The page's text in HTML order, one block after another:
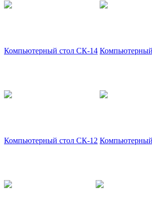
Компьютерный стол СК-14
Компьютерный стол СК-12